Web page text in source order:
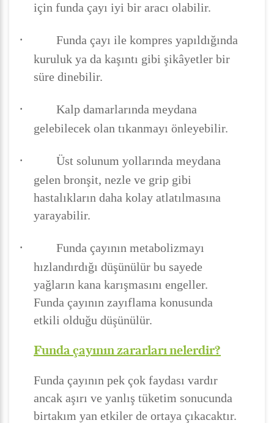
için funda çayı iyi bir aracı olabilir.
·
Funda çayı ile kompres yapıldığında
kuruluk ya da kaşıntı gibi şikâyetler bir
süre dinebilir.
·
Kalp damarlarında meydana
gelebilecek olan tıkanmayı önleyebilir.
·
Üst solunum yollarında meydana
gelen bronşit, nezle ve grip gibi
hastalıkların daha kolay atlatılmasına
yarayabilir.
·
Funda çayının metabolizmayı
hızlandırdığı düşünülür bu sayede
yağların kana karışmasını engeller.
Funda çayının zayıflama konusunda
etkili olduğu düşünülür.
Funda çayının zararları nelerdir?
Funda çayının pek çok faydası vardır
ancak aşırı ve yanlış tüketim sonucunda
birtakım yan etkiler de ortaya çıkacaktır.